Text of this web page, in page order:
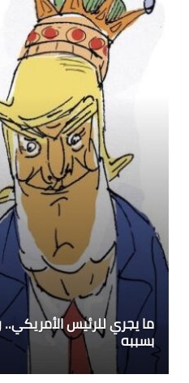
ما يجري للرئيس الأمريكي..
بسببه